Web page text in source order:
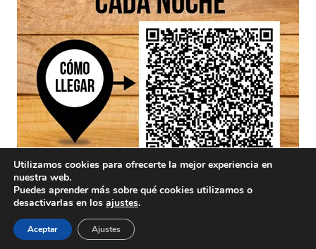
Aviso Legal/ Divinamente Creativos © 2025
Utilizamos cookies para ofrecerte la mejor experiencia en
nuestra web.
Puedes aprender más sobre qué cookies utilizamos o
desactivarlas en los ajustes.
Aceptar Ajustes